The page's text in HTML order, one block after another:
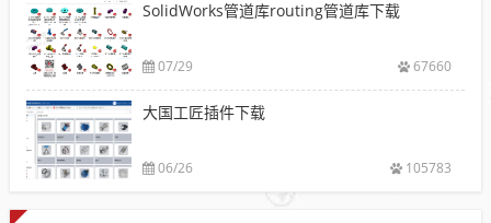
SolidWorks管道库routing管道库下载
07/29 67660
大国工匠插件下载
06/26 105783